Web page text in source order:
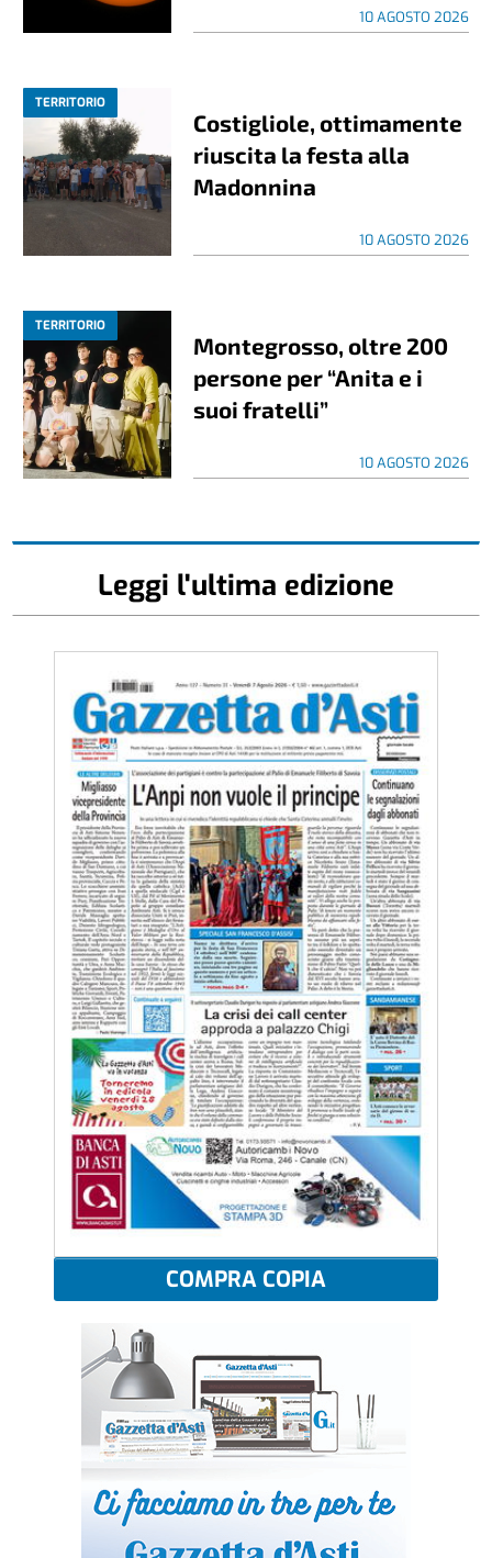
10 AGOSTO 2026
TERRITORIO
Costigliole, ottimamente
riuscita la festa alla
Madonnina
10 AGOSTO 2026
TERRITORIO
Montegrosso, oltre 200
persone per “Anita e i
suoi fratelli”
10 AGOSTO 2026
Leggi l'ultima edizione
COMPRA COPIA